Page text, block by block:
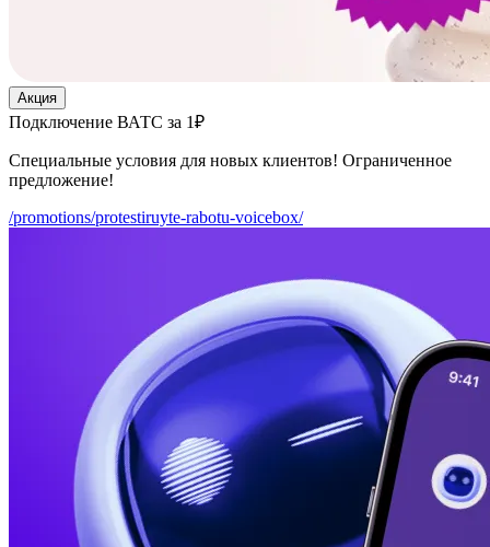
Акция
Подключение ВАТС за 1₽
Специальные условия для новых клиентов! Ограниченное
предложение!
/promotions/protestiruyte-rabotu-voicebox/